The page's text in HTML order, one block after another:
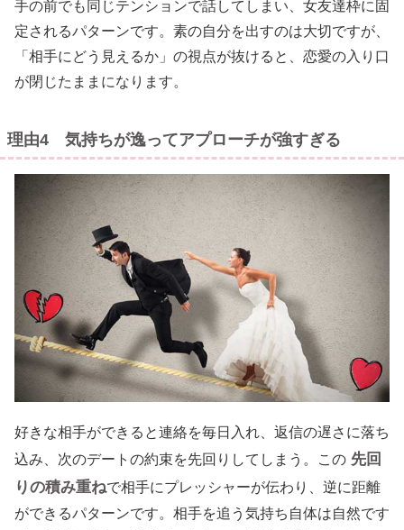
手の前でも同じテンションで話してしまい、女友達枠に固
定されるパターンです。素の自分を出すのは大切ですが、
「相手にどう見えるか」の視点が抜けると、恋愛の入り口
が閉じたままになります。
理由4 気持ちが逸ってアプローチが強すぎる
好きな相手ができると連絡を毎日入れ、返信の遅さに落ち
込み、次のデートの約束を先回りしてしまう。この 先回
りの積み重ねで相手にプレッシャーが伝わり、逆に距離
ができるパターンです。相手を追う気持ち自体は自然です